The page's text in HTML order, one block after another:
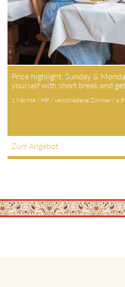
Price highlight: Sunday &
yourself with short break and
1 Nächte / HP / verschiedene Zimmer / p.P.
Zum Angebot